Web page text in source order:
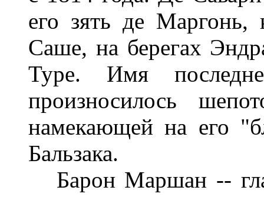
его зять де
Саше, на берегах
Туре. Имя
произносилось
намекающей на его
Бальзака.
Барон Маршан --